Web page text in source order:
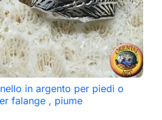
 Anteprima
in argento per piedi o
falange , piume